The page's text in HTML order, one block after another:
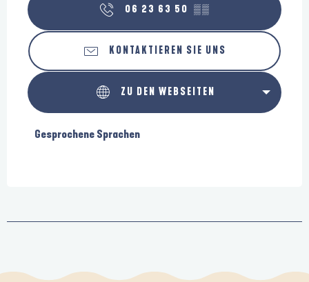
06 23 63 50 ▒▒
KONTAKTIEREN SIE UNS
ZU DEN WEBSEITEN
Gesprochene Sprachen
Gesprochene Sprachen